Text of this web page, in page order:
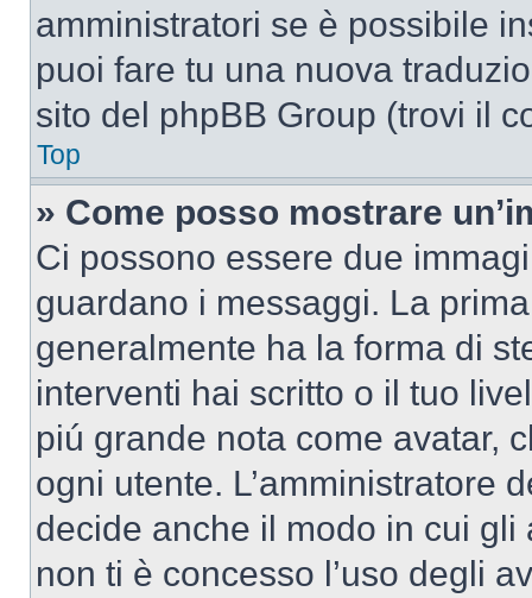
amministratori se è possibile
puoi fare tu una nuova
sito del phpBB Group (trovi il
Top
» Come posso mostrare
Ci possono essere due
guardano i messaggi. La
generalmente ha la forma di
interventi hai scritto o il tuo
piú grande nota come avatar,
ogni utente. L’amministratore
decide anche il modo in cui
non ti è concesso l’uso degli